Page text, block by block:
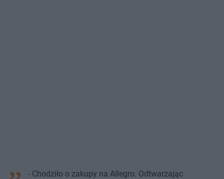
- Chodziło o zakupy na Allegro. Odtwarzając